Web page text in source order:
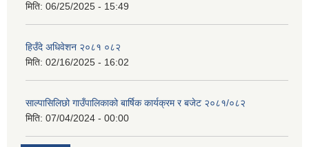
मिति: 06/25/2025 - 15:49
हिउँदे अधिवेशन २०८१ ०८२
मिति: 02/16/2025 - 16:02
साल्पासिलिछो गाउँपालिकाको बार्षिक कार्यक्रम र बजेट २०८१/०८२
मिति: 07/04/2024 - 00:00